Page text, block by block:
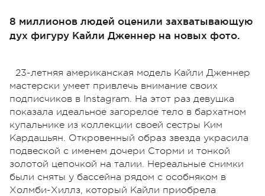
8 миллионов людей оценили захватывающую
дух фигуру Кайли Дженнер на новых фото.
23-летняя американская модель Кайли Дженнер
мастерски умеет привлечь внимание своих
подписчиков в Instagram. На этот раз девушка
показала идеальное загорелое тело в бархатном
купальнике из коллекции своей сестры Ким
Кардашьян. Откровенный образ звезда украсила
подвеской с именем дочери Сторми и тонкой
золотой цепочкой на талии. Нереальные снимки
были сняты у бассейна рядом с особняком в
Холмби-Хиллз, который Кайли приобрела